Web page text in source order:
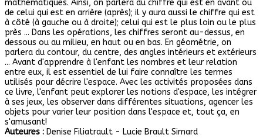
mathématiques. Ainsi, on parlera du chiffre qui est en avant ou
de celui qui est en arrière (après); il y aura aussi le chiffre qui est
à côté (à gauche ou à droite); celui qui est le plus loin ou le plus
près ... Dans les opérations, les chiffres seront au-dessus, en
dessous ou au milieu, en haut ou en bas. En géométrie, on
parlera du contour, du centre, des angles intérieurs et extérieurs
... Avant d'apprendre à l'enfant les nombres et leur relation
entre eux, il est essentiel de lui faire connaître les termes
utilisés pour décrire l'espace. Avec les activités proposées dans
ce livre, l'enfant peut explorer les notions d'espace, les intégrer
à ses jeux, les observer dans différentes situations, agencer les
objets pour varier leur position dans l'espace et, tout ça, en
s'amusant!
Auteures : Denise Filiatrault - Lucie Brault Simard